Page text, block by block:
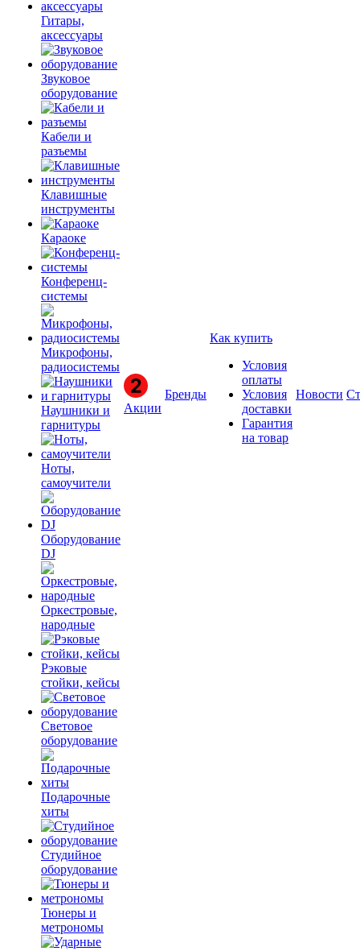
Гитары,
аксессуары
Звуковое
оборудование
Кабели и
разъемы
Клавишные
инструменты
Караоке
Конференц-
системы
Микрофоны,
радиосистемы
Наушники и
гарнитуры
Ноты,
самоучители
Оборудование
DJ
Оркестровые,
народные
Рэковые
стойки, кейсы
Световое
оборудование
Подарочные
хиты
Студийное
оборудование
Тюнеры и
метрономы
Акции
Бренды
Как купить
Условия
оплаты
Условия
доставки
Гарантия
на товар
Новости